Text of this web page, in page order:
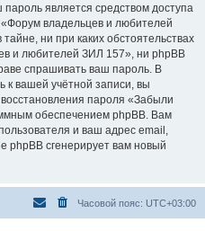
пароль является средством доступа
владельцев и любителей
ни при каких обстоятельствах
и любителей ЗИЛ 157», ни phpBB
спрашивать ваш пароль. В
к вашей учётной записи, вы
пароля «Забыли
обеспечением phpBB. Вам
и ваш адрес email,
phpBB сгенерирует вам новый
Часовой пояс: UTC+03:00